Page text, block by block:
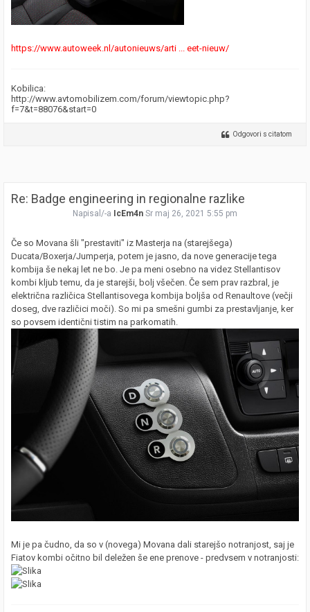
https://www.autoweek.nl/autonieuws/arti ... eet-nieuw/
Kobilica:
http://www.avtomobilizem.com/forum/viewtopic.php?
f=7&t=88076&start=0
Odgovori s citatom
Re: Badge engineering in regionalne razlike
Napisal/-a IcEm4n Sr maj 26, 2021 5:55 pm
Če so Movana šli "prestaviti" iz Masterja na (starejšega)
Ducata/Boxerja/Jumperja, potem je jasno, da nove generacije tega
kombija še nekaj let ne bo. Je pa meni osebno na videz Stellantisov
kombi kljub temu, da je starejši, bolj všečen. Če sem prav razbral, je
električna različica Stellantisovega kombija boljša od Renaultove (večji
doseg, dve različici moči). So mi pa smešni gumbi za prestavljanje, ker
so povsem identični tistim na parkomatih.
Mi je pa čudno, da so v (novega) Movana dali starejšo notranjost, saj je
Fiatov kombi očitno bil deležen še ene prenove - predvsem v notranjosti: